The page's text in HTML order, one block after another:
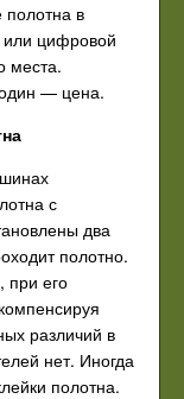
полотна в
цифровой
места.
один — цена.
с
два
полотно.
при его
различий в
нет. Иногда
полотна.